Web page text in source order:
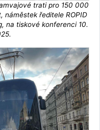
trati pro 150 000
náměstek ředitele ROPID
na tiskové konferenci 10.